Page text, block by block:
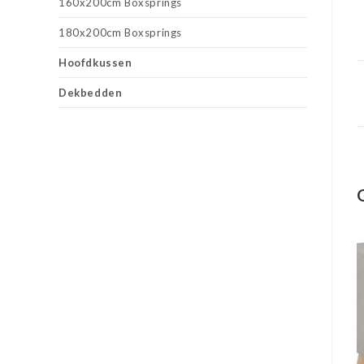
180x200cm Boxsprings
Hoofdkussen
Dekbedden